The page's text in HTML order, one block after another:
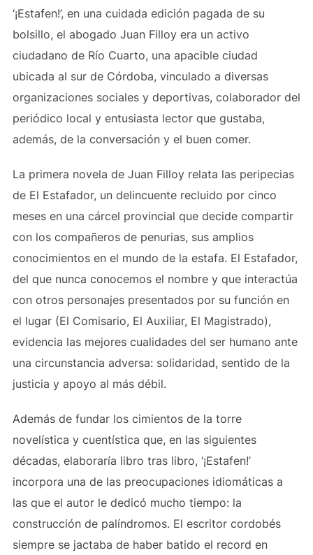
‘¡Estafen!’, en una cuidada edición pagada de su
bolsillo, el abogado Juan Filloy era un activo
ciudadano de Río Cuarto, una apacible ciudad
ubicada al sur de Córdoba, vinculado a diversas
organizaciones sociales y deportivas, colaborador del
periódico local y entusiasta lector que gustaba,
además, de la conversación y el buen comer.
La primera novela de Juan Filloy relata las peripecias
de El Estafador, un delincuente recluido por cinco
meses en una cárcel provincial que decide compartir
con los compañeros de penurias, sus amplios
conocimientos en el mundo de la estafa. El Estafador,
del que nunca conocemos el nombre y que interactúa
con otros personajes presentados por su función en
el lugar (El Comisario, El Auxiliar, El Magistrado),
evidencia las mejores cualidades del ser humano ante
una circunstancia adversa: solidaridad, sentido de la
justicia y apoyo al más débil.
Además de fundar los cimientos de la torre
novelística y cuentística que, en las siguientes
décadas, elaboraría libro tras libro, ‘¡Estafen!’
incorpora una de las preocupaciones idiomáticas a
las que el autor le dedicó mucho tiempo: la
construcción de palíndromos. El escritor cordobés
siempre se jactaba de haber batido el record en